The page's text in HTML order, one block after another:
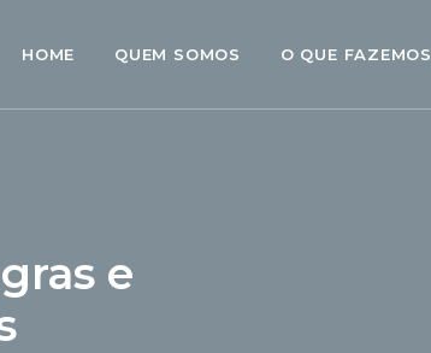
HOME QUEM SOMOS O QUE FAZEMOS
e